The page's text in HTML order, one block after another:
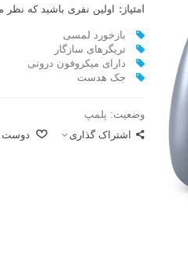
امتیاز: اولین نفری باشید که نظر
بازخورد لمسی
تریگرهای سازگار
دارای میکروفون درونی
جک هدست
وضعیت: پلمپ
اشتراک گذاری
دوست